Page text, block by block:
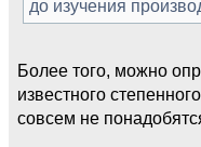
до изучения
Более того, можно
известного
совсем не